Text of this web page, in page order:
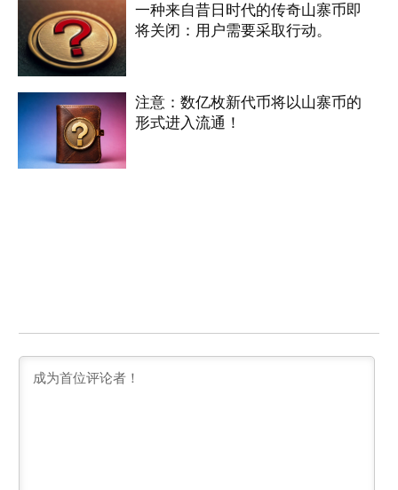
一种来自昔日时代的传奇山寨币即
将关闭：用户需要采取行动。
注意：数亿枚新代币将以山寨币的
形式进入流通！